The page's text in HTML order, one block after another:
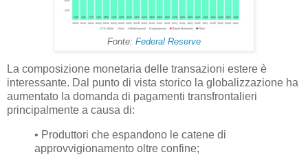
Fonte: Federal Reserve
La composizione monetaria delle transazioni estere è
interessante. Dal punto di vista storico la globalizzazione ha
aumentato la domanda di pagamenti transfrontalieri
principalmente a causa di:
• Produttori che espandono le catene di
approvvigionamento oltre confine;